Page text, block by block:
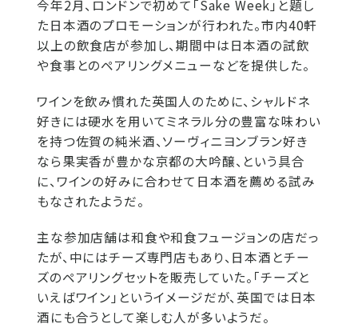
今年2月、ロンドンで初めて「Sake Week」と題し
た日本酒のプロモーションが行われた。市内40軒
以上の飲食店が参加し、期間中は日本酒の試飲
や食事とのペアリングメニューなどを提供した。
ワインを飲み慣れた英国人のために、シャルドネ
好きには硬水を用いてミネラル分の豊富な味わい
を持つ佐賀の純米酒、ソーヴィニヨンブラン好き
なら果実香が豊かな京都の大吟醸、という具合
に、ワインの好みに合わせて日本酒を薦める試み
もなされたようだ。
主な参加店舗は和食や和食フュージョンの店だっ
たが、中にはチーズ専門店もあり、日本酒とチー
ズのペアリングセットを販売していた。「チーズと
いえばワイン」というイメージだが、英国では日本
酒にも合うとして楽しむ人が多いようだ。